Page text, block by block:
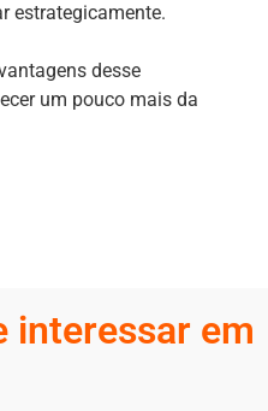
estrategicamente.
desse
um pouco mais da
interessar em